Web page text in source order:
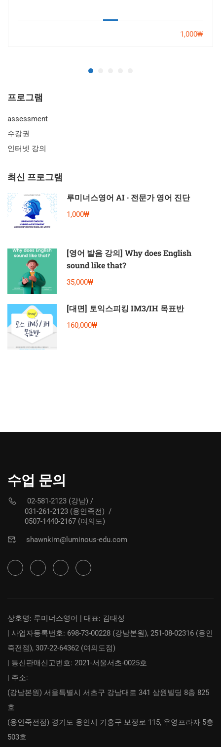
1,000₩
프로그램
assessment
수강권
인터넷 강의
최신 프로그램
루미너스영어 AI · 전문가 영어 진단
1,000₩
[영어 발음 강의] Why does English
sound like that?
35,000₩
[대면] 토익스피킹 IM3/IH 목표반
160,000₩
수업 문의
02-581-2123 (강남) /
031-261-2123 (용인죽전) /
0507-1440-2167 (여의도)
shawnkim@luminous-edu.com
상호명: 루미너스영어 | 대표: 김태성
| 사업자등록번호: 698-73-00228 (강남본원), 251-08-02316 (용인
죽전점), 307-22-64362 (여의도점)
| 통신판매신고번호: 2021-서울서초-0025호
| 주소:
(강남본원) 서울특별시 서초구 강남대로 341 삼원빌딩 8층 825
호
(용인죽전점) 경기도 용인시 기흥구 보정로 115, 우영프라자 5층
503호